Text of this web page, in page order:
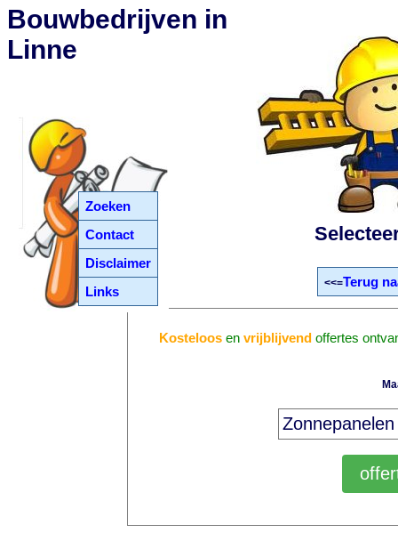
Zoeken
Contact
Disclaimer
Links
Bouwbedrijven in
Linne
<<=Terug
Kosteloos envrijblijvend offertes